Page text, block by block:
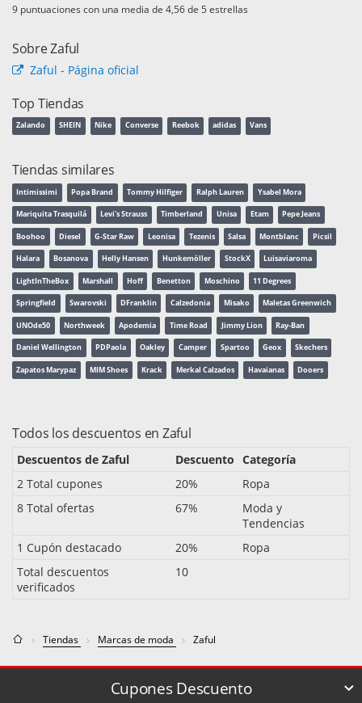
puntuaciones con una media de de 5 estrellas
Sobre Zaful
Zaful - Página oficial
Top Tiendas
Zalando SHEIN Nike Converse Reebok adidas Vans
Tiendas similares
Intimissimi Popa Brand Tommy Hilfiger Ralph Lauren Ysabel Mora
Mariquita Trasquilá Levi's Strauss Timberland Unisa Etam Pepe Jeans
Boohoo Diesel G-Star Raw Leonisa Tezenis Salsa Montblanc Picsil
Halara Bosanova Helly Hansen Hunkemöller StockX Luisaviaroma
LightInTheBox Marshall Hoff Benetton Moschino 11 Degrees
Springfield Swarovski DFranklin Calzedonia Misako Maletas Greenwich
UNOde50 Northweek Apodemia Time Road Jimmy Lion Ray-Ban
Daniel Wellington PDPaola Oakley Camper Spartoo Geox Skechers
Zapatos Marypaz MIM Shoes Krack Merkal Calzados Havaianas Dooers
Todos los descuentos en Zaful
Descuentos de Zaful Descuento Categoría
2 Total cupones
20%
Ropa
8 Total ofertas
67%
Moda y
Tendencias
1 Cupón destacado
20%
Ropa
Total descuentos
verificados
10
Tiendas Marcas de moda Zaful
Cupones Descuento